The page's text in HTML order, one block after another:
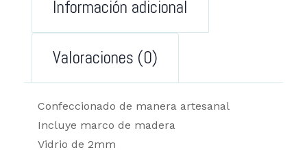
Información adicional
Valoraciones (0)
Confeccionado de manera artesanal
Incluye marco de madera
Vidrio de 2mm